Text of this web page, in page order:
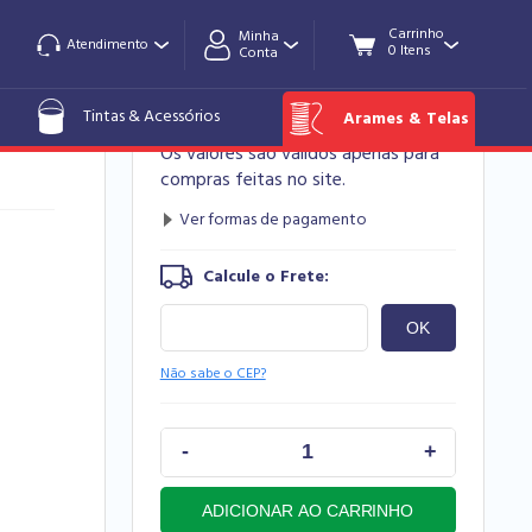
Atendimento
Minha
Conta
Tintas & Acessórios Arames & Telas
R$ 46,90
Os valores são válidos apenas para
compras feitas no site.
Não sabe o CEP?